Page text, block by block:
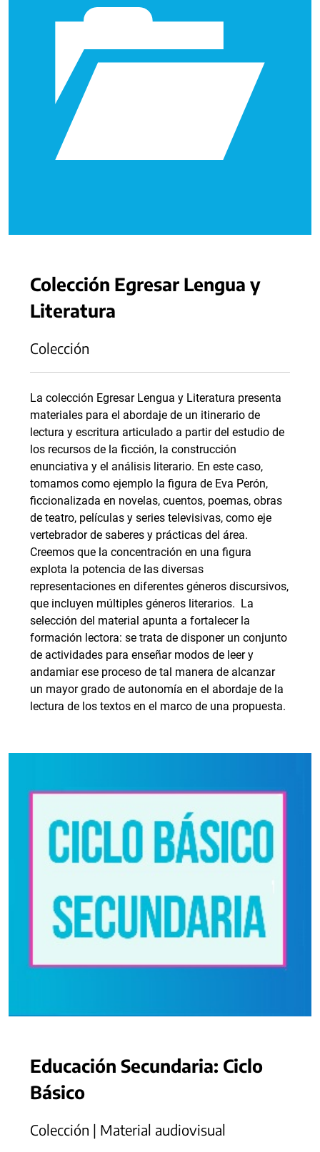
Colección Egresar Lengua y
Literatura
Colección
La colección Egresar Lengua y Literatura presenta
materiales para el abordaje de un itinerario de
lectura y escritura articulado a partir del estudio de
los recursos de la ficción, la construcción
enunciativa y el análisis literario. En este caso,
tomamos como ejemplo la figura de Eva Perón,
ficcionalizada en novelas, cuentos, poemas, obras
de teatro, películas y series televisivas, como eje
vertebrador de saberes y prácticas del área.
Creemos que la concentración en una figura
explota la potencia de las diversas
representaciones en diferentes géneros discursivos,
que incluyen múltiples géneros literarios. La
selección del material apunta a fortalecer la
formación lectora: se trata de disponer un conjunto
de actividades para enseñar modos de leer y
andamiar ese proceso de tal manera de alcanzar
un mayor grado de autonomía en el abordaje de la
lectura de los textos en el marco de una propuesta.
Educación Secundaria: Ciclo
Básico
Colección | Material audiovisual